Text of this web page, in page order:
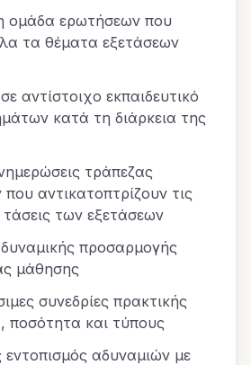
ομάδα ερωτήσεων που
τα θέματα εξετάσεων
αντίστοιχο εκπαιδευτικό
κατά τη διάρκεια της
τράπεζας
αντικατοπτρίζουν τις
τάσεις των εξετάσεων
προσαρμογής
μάθησης
συνεδρίες πρακτικής
ποσότητα και τύπους
αδυναμιών με